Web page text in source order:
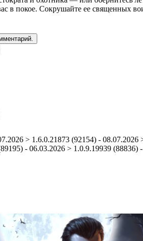
в покое. Сокрушайте ее священных
> 1.6.0.21873 (92154) -
- 06.03.2026 > 1.0.9.19939